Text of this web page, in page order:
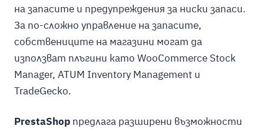
на запасите и предупреждения за ниски запаси.
За по-сложно управление на запасите,
собствениците на магазини могат да
използват плъгини като WooCommerce Stock
Manager, ATUM Inventory Management и
TradeGecko.
PrestaShopпредлага разширени възможности